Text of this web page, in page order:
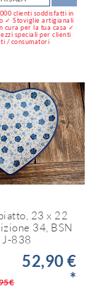
clienti soddisfatti in
✓ Stoviglie artigianali
cura per la tua casa ✓
speciali per clienti
/ consumatori
23 x 22
34, BSN
J-838
€
52,90 €
*